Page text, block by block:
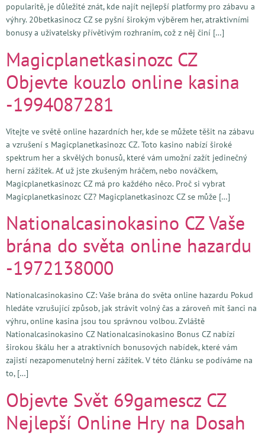
popularitě, je důležité znát, kde najít nejlepší platformy pro zábavu a
výhry. 20betkasinocz CZ se pyšní širokým výběrem her, atraktivními
bonusy a uživatelsky přívětivým rozhraním, což z něj činí […]
Magicplanetkasinozc CZ
Objevte kouzlo online kasina
-1994087281
Vítejte ve světě online hazardních her, kde se můžete těšit na zábavu
a vzrušení s Magicplanetkasinozc CZ. Toto kasino nabízí široké
spektrum her a skvělých bonusů, které vám umožní zažít jedinečný
herní zážitek. Ať už jste zkušeným hráčem, nebo nováčkem,
Magicplanetkasinozc CZ má pro každého něco. Proč si vybrat
Magicplanetkasinozc CZ? Magicplanetkasinozc CZ se může […]
Nationalcasinokasino CZ Vaše
brána do světa online hazardu
-1972138000
Nationalcasinokasino CZ: Vaše brána do světa online hazardu Pokud
hledáte vzrušující způsob, jak strávit volný čas a zároveň mít šanci na
výhru, online kasina jsou tou správnou volbou. Zvláště
Nationalcasinokasino CZ Nationalcasinokasino Bonus CZ nabízí
širokou škálu her a atraktivních bonusových nabídek, které vám
zajistí nezapomenutelný herní zážitek. V této článku se podíváme na
to, […]
Objevte Svět 69gamescz CZ
Nejlepší Online Hry na Dosah